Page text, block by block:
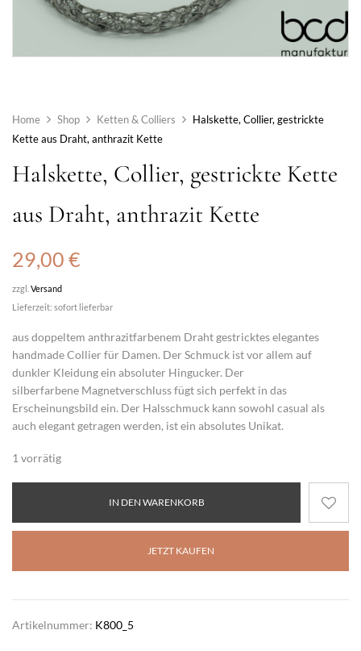
Home Shop Ketten & Colliers
Halskette, Collier, gestrickte
Kette aus Draht, anthrazit Kette
Halskette, Collier, gestrickte Kette
aus Draht, anthrazit Kette
29,00 €
zzgl. Versand
Lieferzeit: sofort lieferbar
aus doppeltem anthrazitfarbenem Draht gestricktes elegantes
handmadeCollier für Damen. Der Schmuck ist vor allem auf
dunkler Kleidung ein absoluter Hingucker. Der
silberfarbene Magnetverschlussfügt sich perfekt in das
Erscheinungsbild ein. Der Halsschmuck kann sowohl casual als
auch elegant getragen werden, ist ein absolutes Unikat.
1 vorrätig
IN DEN WARENKORB
JETZT KAUFEN
Artikelnummer: K800_5